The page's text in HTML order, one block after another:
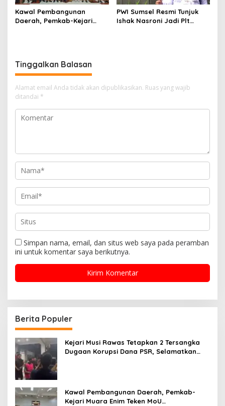
Kawal Pembangunan
Daerah, Pemkab-Kejari
PWI Sumsel Resmi Tunjuk
Ishak Nasroni Jadi Plt
Tinggalkan Balasan
Alamat email Anda tidak akan dipublikasikan. Ruas yang wajib
ditandai *
Simpan nama, email, dan situs web saya pada peramban
ini untuk komentar saya berikutnya.
Berita Populer
Kejari Musi Rawas Tetapkan 2 Tersangka
Dugaan Korupsi Dana PSR, Selamatkan
Kawal Pembangunan Daerah, Pemkab-
Kejari Muara Enim Teken MoU